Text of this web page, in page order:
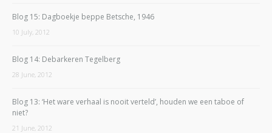
Blog 15: Dagboekje beppe Betsche, 1946
10 July, 2012
Blog 14: Debarkeren Tegelberg
28 June, 2012
Blog 13: ‘Het ware verhaal is nooit verteld’, houden we een taboe of
niet?
21 June, 2012